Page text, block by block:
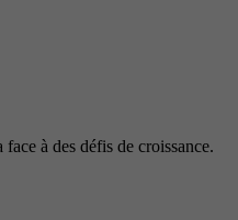
à des défis de croissance.